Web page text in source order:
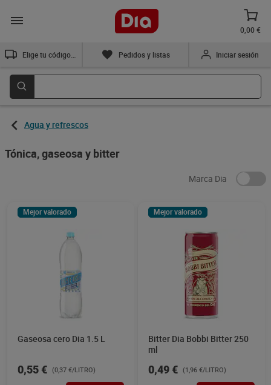
0,00 €
Pedidos y listas Iniciar sesión
Agua y refrescos
Tónica, gaseosa y bitter
Marca Dia
Mejor valorado
Gaseosa cero Dia 1.5 L
0,55 € (0,37 €/LITRO)
Mejor valorado
Bitter Dia Bobbi Bitter 250
ml
0,49 € (1,96 €/LITRO)